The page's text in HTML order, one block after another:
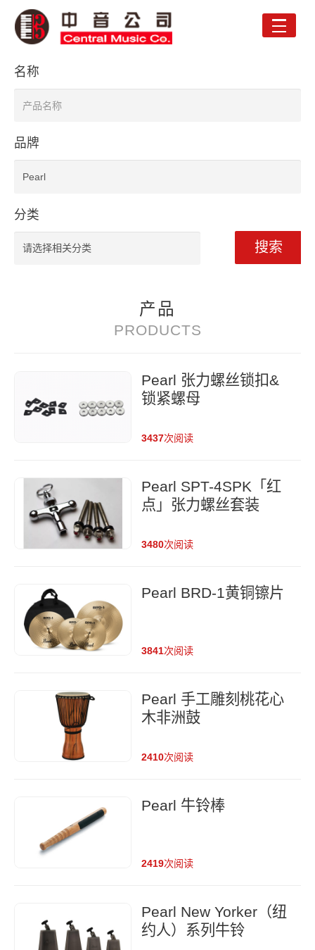
Toggle
名称
品牌
分类
搜索
产品
PRODUCTS
Pearl 张力螺丝锁扣&
锁紧螺母
3437次阅读
Pearl SPT-4SPK「红
点」张力螺丝套装
3480次阅读
Pearl BRD-1黄铜镲片
3841次阅读
Pearl 手工雕刻桃花心
木非洲鼓
2410次阅读
Pearl 牛铃棒
2419次阅读
Pearl New Yorker（纽
约人）系列牛铃